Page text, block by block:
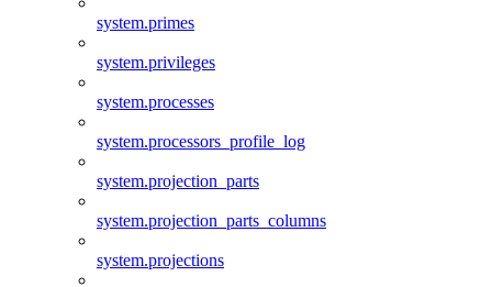
system.primes
system.privileges
system.processes
system.processors_profile_log
system.projection_parts
system.projection_parts_columns
system.projections